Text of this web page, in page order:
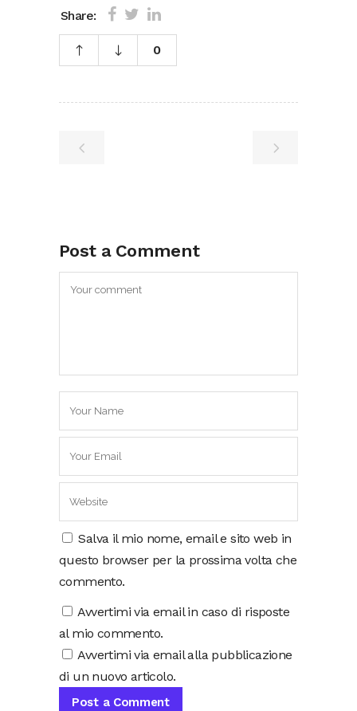
Share:
0
Post a Comment
Salva il mio nome, email e sito web in
questo browser per la prossima volta che
commento.
Avvertimi via email in caso di risposte
al mio commento.
Avvertimi via email alla pubblicazione
di un nuovo articolo.